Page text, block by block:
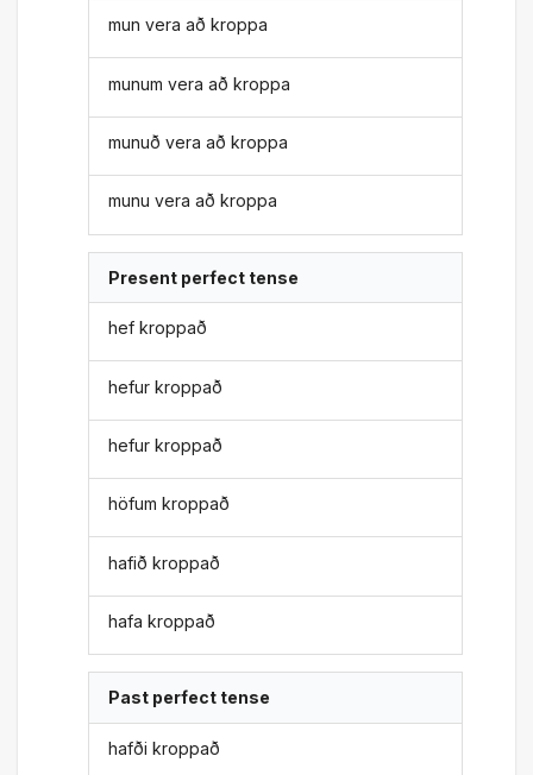
mun vera að kroppa
munum vera að kroppa
munuð vera að kroppa
munu vera að kroppa
Present perfect tense
hef kroppað
hefur kroppað
hefur kroppað
höfum kroppað
hafið kroppað
hafa kroppað
Past perfect tense
hafði kroppað